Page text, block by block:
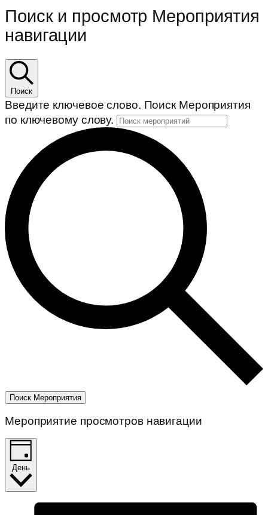
Поиск и просмотр Мероприятия
навигации
Поиск
Введите ключевое слово. Поиск Мероприятия
по ключевому слову.
Поиск Мероприятия
Мероприятие просмотров навигации
День